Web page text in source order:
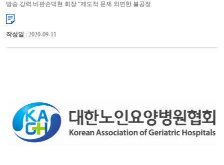
방송 강력 비판손덕현 회장 “제도적 문제 외면한 불공정
보도” 대한요양병원협회는 요양병원들이 항정신성의약품을 과다처방해
환자들...
작성일 : 2020-09-11